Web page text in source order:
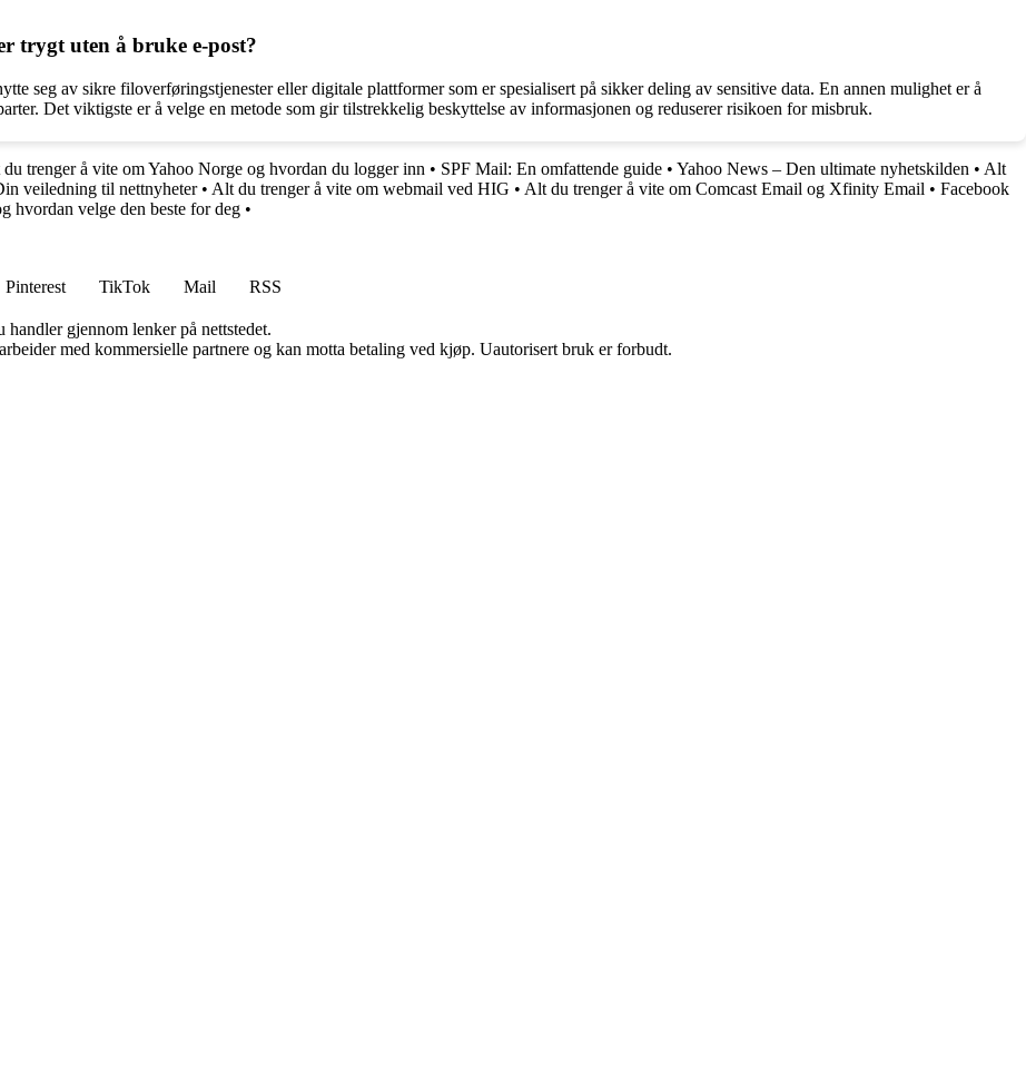
trygt uten å bruke e-post?
seg av sikre filoverføringstjenester eller digitale plattformer som er spesialisert på sikker deling av sensitive data. En annen mulighet er å
Det viktigste er å velge en metode som gir tilstrekkelig beskyttelse av informasjonen og reduserer risikoen for misbruk.
trenger å vite om Yahoo Norge og hvordan du logger inn • SPF Mail: En omfattende guide • Yahoo News – Den ultimate nyhetskilden • Alt
veiledning til nettnyheter• Alt du trenger å vite om webmail ved HIG • Alt du trenger å vite om Comcast Email og Xfinity Email • Facebook
hvordan velge den beste for deg •
Pinterest TikTok Mail
RSS
gjennom lenker på nettstedet.
med kommersielle partnere og kan motta betaling ved kjøp. Uautorisert bruk er forbudt.